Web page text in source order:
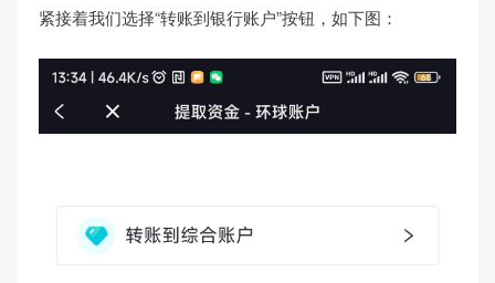
紧接着我们选择“转账到银行账户”按钮，如下图：